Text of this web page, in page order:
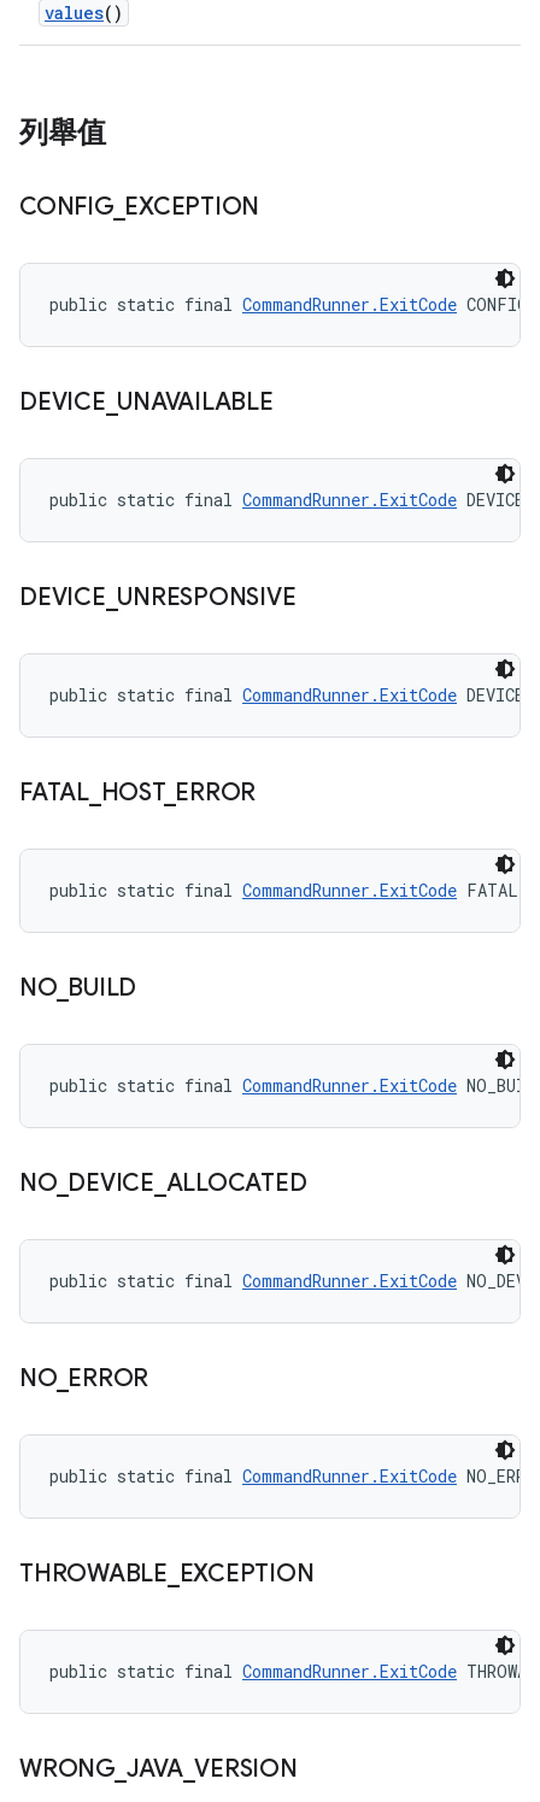
values()
列舉值
CONFIG_ EXCEPTION
public static final CommandRunner.ExitCode
DEVICE UNAVAILABLE
public static final CommandRunner.ExitCode
DEVICE UNRESPONSIVE
public static final CommandRunner.ExitCode
FATAL_ HOST_ ERROR
public static final CommandRunner.ExitCode
NO_ BUILD
public static final CommandRunner.ExitCode
NO_ DEVICE ALLOCATED
public static final CommandRunner.ExitCode
NO_ ERROR
public static final CommandRunner.ExitCode
THROWABLE EXCEPTION
public static final CommandRunner.ExitCode
WRONG_ JAVA_VERSION